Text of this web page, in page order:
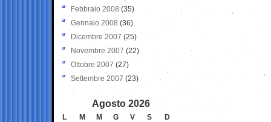
Febbraio 2008 (35)
Gennaio 2008 (36)
Dicembre 2007 (25)
Novembre 2007 (22)
Ottobre 2007 (27)
Settembre 2007 (23)
Agosto 2026
L M M G V S
D